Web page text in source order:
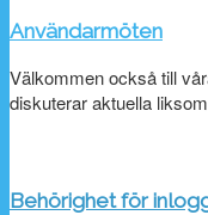
Användarmöten
Välkommen också till
diskuterar aktuella
Behörighet för